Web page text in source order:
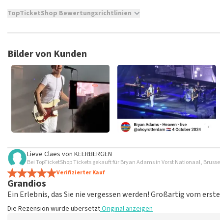
TopTicketShop Bewertungsrichtlinien
TopTicketShop sammelt Bewertungen von echten Kunden.
veröffentlicht. Es kann einige Wochen dauern, bis eine
Bilder von Kunden
Lieve Claes von KEERBERGEN
Bei TopTicketShop Tickets gekauft für Bryan Adams in Vorst Nationaal,
Verifizierter Kauf
Grandios
Ein Erlebnis, das Sie nie vergessen werden! Großartig vom
Die Rezension wurde übersetztOriginal anzeigen